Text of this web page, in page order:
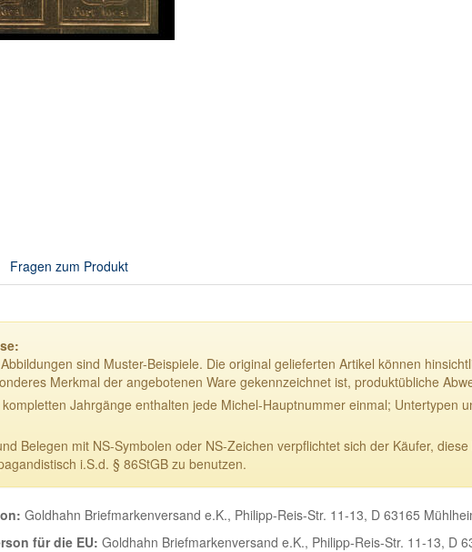
Fragen zum Produkt
sind Muster-Beispiele. Die original gelieferten Artikel können
Merkmal der angebotenen Ware gekennzeichnet ist, produktübliche
Jahrgänge enthalten jede Michel-Hauptnummer einmal; Untertypen
Belegen mit NS-Symbolen oder NS-Zeichen verpflichtet sich der Käufer,
i.S.d. § 86StGB zu benutzen.
Goldhahn Briefmarkenversand e.K., Philipp-Reis-Str. 11-13, D 63165
für die EU: Goldhahn Briefmarkenversand e.K., Philipp-Reis-Str. 11-13, D